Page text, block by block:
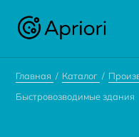
Главная Каталог
Быстровозводимые здания